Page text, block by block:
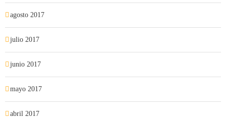
agosto 2017
julio 2017
junio 2017
mayo 2017
abril 2017